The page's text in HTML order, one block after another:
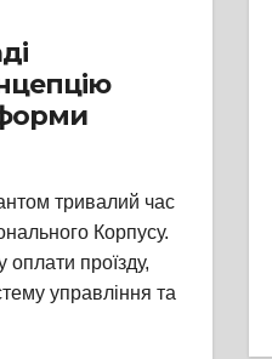
тривалий час
Корпусу.
проїзду,
управління та